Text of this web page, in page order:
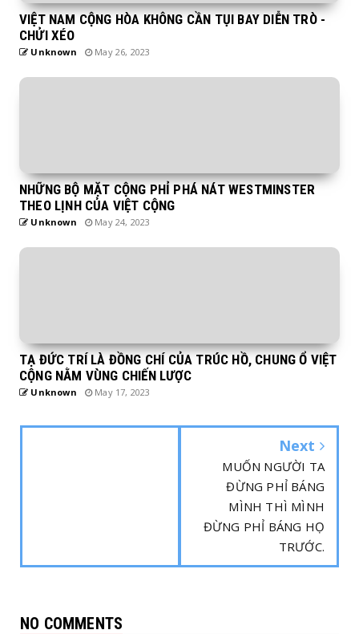
VIỆT NAM CỘNG HÒA KHÔNG CẦN TỤI BAY DIỄN TRÒ -
CHỬI XÉO
Unknown May 26, 2023
NHỮNG BỘ MẶT CỘNG PHỈ PHÁ NÁT WESTMINSTER
THEO LỊNH CỦA VIỆT CỘNG
Unknown May 24, 2023
TẠ ĐỨC TRÍ LÀ ĐỒNG CHÍ CỦA TRÚC HỒ, CHUNG Ổ VIỆT
CỘNG NẰM VÙNG CHIẾN LƯỢC
Unknown May 17, 2023
Next
MUỐN NGƯỜI TA
ĐỪNG PHỈ BÁNG
MÌNH THÌ MÌNH
ĐỪNG PHỈ BÁNG HỌ
TRƯỚC.
NO COMMENTS